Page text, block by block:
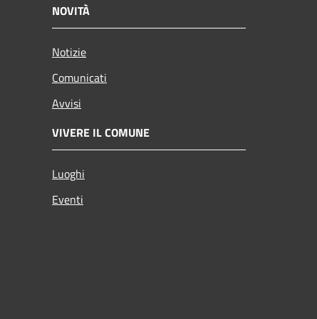
NOVITÀ
Notizie
Comunicati
Avvisi
VIVERE IL COMUNE
Luoghi
Eventi